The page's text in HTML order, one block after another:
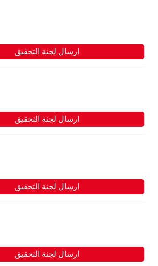
ارسال لجنة التحقيق
ارسال لجنة التحقيق
ارسال لجنة التحقيق
ارسال لجنة التحقيق